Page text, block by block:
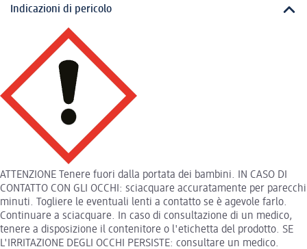
Indicazioni di pericolo
ATTENZIONE Tenere fuori dalla portata dei bambini. IN CASO DI
CONTATTO CON GLI OCCHI: sciacquare accuratamente per parecchi
minuti. Togliere le eventuali lenti a contatto se è agevole farlo.
Continuare a sciacquare. In caso di consultazione di un medico,
tenere a disposizione il contenitore o l'etichetta del prodotto. SE
L'IRRITAZIONE DEGLI OCCHI PERSISTE: consultare un medico.